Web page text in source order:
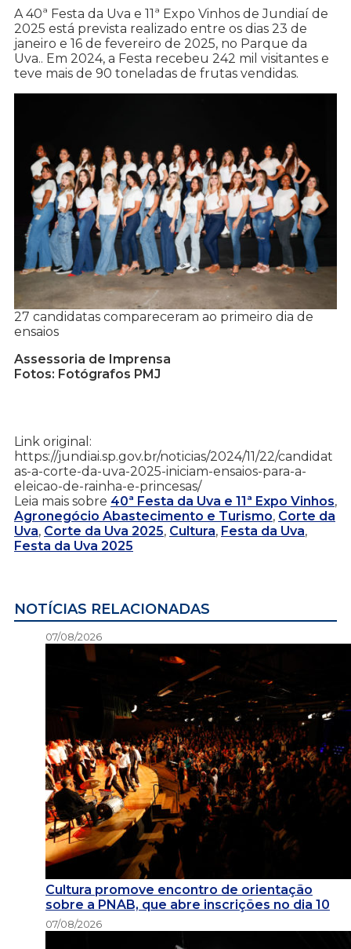
A 40ª Festa da Uva e 11ª Expo Vinhos de Jundiaí de
2025 está prevista realizado entre os dias 23 de
janeiro e 16 de fevereiro de 2025, no Parque da
Uva.. Em 2024, a Festa recebeu 242 mil visitantes e
teve mais de 90 toneladas de frutas vendidas.
27 candidatas compareceram ao primeiro dia de
ensaios
Assessoria de Imprensa
Fotos: Fotógrafos PMJ
Link original:
https://jundiai.sp.gov.br/noticias/2024/11/22/candidat
as-a-corte-da-uva-2025-iniciam-ensaios-para-a-
eleicao-de-rainha-e-princesas/
Leia mais sobre 40ª Festa da Uva e 11ª Expo Vinhos,
Agronegócio Abastecimento e Turismo, Corte da
Uva, Corte da Uva 2025, Cultura, Festa da Uva,
Festa da Uva 2025
NOTÍCIAS RELACIONADAS
07/08/2026
Cultura promove encontro de orientação
sobre a PNAB, que abre inscrições no dia 10
07/08/2026